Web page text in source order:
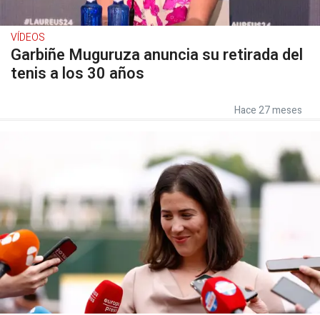
VÍDEOS
Garbiñe Muguruza anuncia su retirada del
tenis a los 30 años
Hace 27 meses